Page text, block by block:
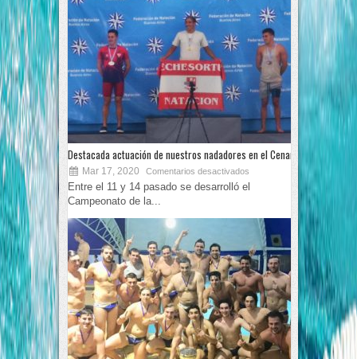
Destacada actuación de nuestros nadadores en el Cenard
Mar 17, 2020 Comentarios desactivados
Entre el 11 y 14 pasado se desarrolló el
Campeonato de la...